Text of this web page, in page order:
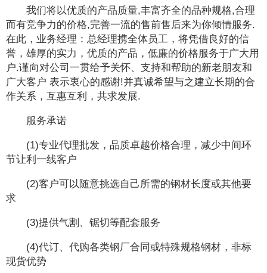
我们将以优质的产品质量,丰富齐全的品种规格,合理
而有竞争力的价格,完善一流的售前售后来为你倾情服务.
在此，业务经理：总经理携全体员工，将凭借良好的信
誉，雄厚的实力，优质的产品，低廉的价格服务于广大用
户.谨向对公司一贯给予关怀、支持和帮助的新老朋友和
广大客户 表示衷心的感谢!并真诚希望与之建立长期的合
作关系，互惠互利，共求发展.
服务承诺
(1)专业代理批发，品质卓越价格合理，减少中间环
节让利一线客户
(2)客户可以随意挑选自己所需的钢材长度或其他要
求
(3)提供气割、锯切等配套服务
(4)代订、代购各类钢厂合同或特殊规格钢材，非标
现货优势